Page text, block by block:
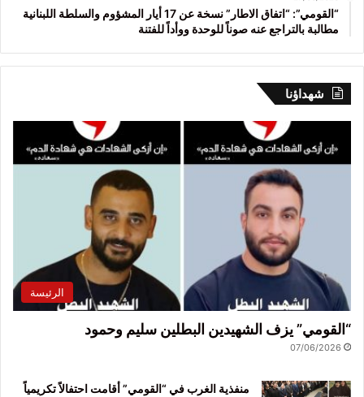
“القومي”: “اتفاق الاطار” نسخة عن 17 أيار المشؤوم والسلطة اللبنانية
مطالبة بالتراجع عنه صوناً للوحدة ووأداً للفتنة
شهداؤنا
الرئيسة
“القومي” يزف الشهيدين البطلين سليم وحمود
07/06/2026
منفذية الغرب في “القومي” أقامت احتفالاً تكريمياً